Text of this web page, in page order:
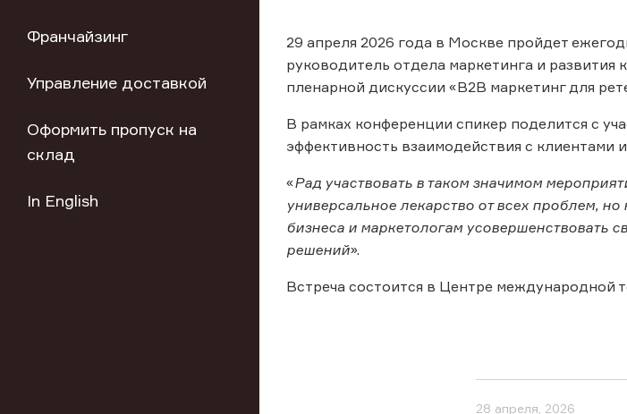
Франчайзинг
Управление доставкой
Оформить пропуск на
склад
In English
29 апреля 2026 года в Москве пройдет
руководитель отдела маркетинга и
пленарной дискуссии «B2B маркетинг для
В рамках конференции спикер поделится с
эффективность взаимодействия с клиентами
«Рад участвовать в таком значимом
универсальное лекарство от всех проблем,
бизнеса и маркетологам усовершенствовать
решений».
Встреча состоится в Центре международной
28 апреля, 2026